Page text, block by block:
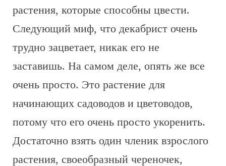
растения, которые способны цвести.
Следующий миф, что декабрист очень
трудно зацветает, никак его не
заставишь. На самом деле, опять же все
очень просто. Это растение для
начинающих садоводов и цветоводов,
потому что его очень просто укоренить.
Достаточно взять один членик взрослого
растения, своеобразный череночек,